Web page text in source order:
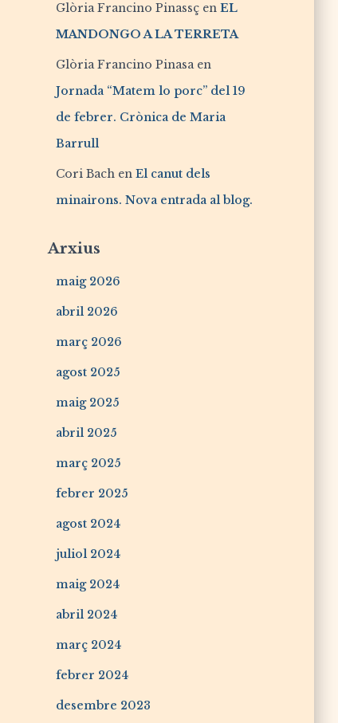
Glòria Francino Pinassçen EL
MANDONGO A LA TERRETA
Glòria Francino Pinasaen
Jornada “Matem lo porc” del 19
de febrer. Crònica de Maria
Barrull
Cori Bachen El canut dels
minairons. Nova entrada al blog.
Arxius
maig 2026
abril 2026
març 2026
agost 2025
maig 2025
abril 2025
març 2025
febrer 2025
agost 2024
juliol 2024
maig 2024
abril 2024
març 2024
febrer 2024
desembre 2023